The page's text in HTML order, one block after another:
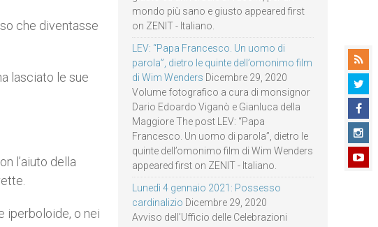
che diventasse
lasciato le sue
l’aiuto della
iperboloide, o nei
mondo più sano e giusto appeared first
on ZENIT - Italiano.
LEV: “Papa Francesco. Un uomo di
parola”, dietro le quinte dell’omonimo film
di Wim Wenders Dicembre 29, 2020
Volume fotografico a cura di monsignor
Dario Edoardo Viganò e Gianluca della
Maggiore The post LEV: “Papa
Francesco. Un uomo di parola”, dietro le
quinte dell’omonimo film di Wim Wenders
appeared first on ZENIT - Italiano.
Lunedì 4 gennaio 2021: Possesso
cardinalizio Dicembre 29, 2020
Avviso dell’Ufficio delle Celebrazioni